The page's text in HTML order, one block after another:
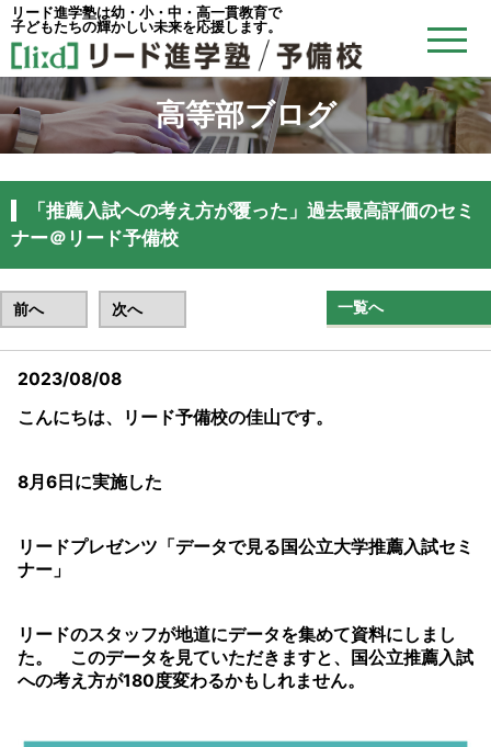
リード進学塾は幼・小・中・高一貫教育で
子どもたちの輝かしい未来を応援します。
高等部ブログ
「推薦入試への考え方が覆った」過去最高評価のセミ
ナー＠リード予備校
前へ 次へ 一覧へ
2023/08/08
こんにちは、リード予備校の佳山です。
8月6日に実施した
リードプレゼンツ「データで見る国公立大学推薦入試セミ
ナー」
リードのスタッフが地道にデータを集めて資料にしまし
た。 このデータを見ていただきますと、国公立推薦入試
への考え方が180度変わるかもしれません。